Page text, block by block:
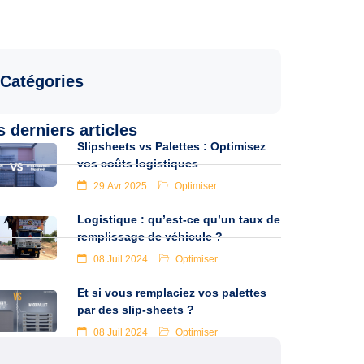
Catégories
derniers articles
Slipsheets vs Palettes : Optimisez
vos coûts logistiques
29 Avr 2025 Optimiser
Logistique : qu’est-ce qu’un taux de
remplissage de véhicule ?
08 Juil 2024 Optimiser
Et si vous remplaciez vos palettes
par des slip-sheets ?
08 Juil 2024 Optimiser